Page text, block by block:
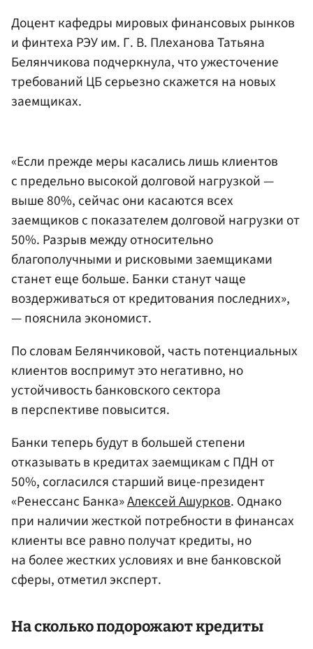
Доцент кафедры мировых финансовых рынков
и финтеха РЭУ им. Г. В. Плеханова Татьяна
Белянчикова подчеркнула, что ужесточение
требований ЦБ серьезно скажется на новых
заемщиках.
«Если прежде меры касались лишь клиентов
с предельно высокой долговой нагрузкой —
выше 80%, сейчас они касаются всех
заемщиков с показателем долговой нагрузки от
50%. Разрыв между относительно
благополучными и рисковыми заемщиками
станет еще больше. Банки станут чаще
воздерживаться от кредитования последних»,
— пояснила экономист.
По словам Белянчиковой, часть потенциальных
клиентов воспримут это негативно, но
устойчивость банковского сектора
в перспективе повысится.
Банки теперь будут в большей степени
отказывать в кредитах заемщикам с ПДН от
50%, согласился старший вице-президент
«Ренессанс Банка»Алексей Ашурков. Однако
при наличии жесткой потребности в финансах
клиенты все равно получат кредиты, но
на более жестких условиях и вне банковской
сферы, отметил эксперт.
На сколько подорожают кредиты